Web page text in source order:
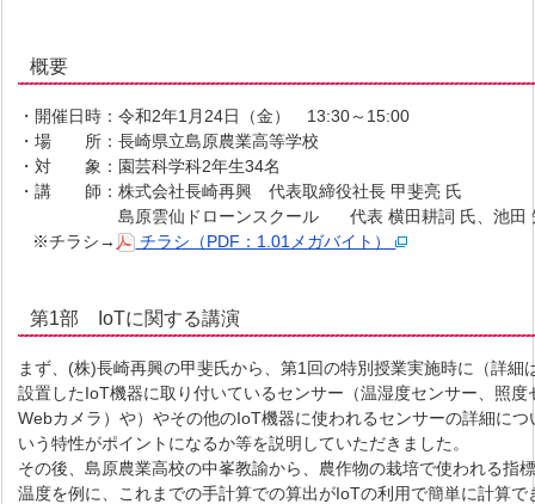
概要
・開催日時：令和2年1月24日（金） 13:30～15:00
・場 所：長崎県立島原農業高等学校
・対 象：園芸科学科2年生34名
・講 師：株式会社長崎再興 代表取締役社長 甲斐亮 氏
島原雲仙ドローンスクール 代表 横田耕詞 氏、池田
※チラシ→
チラシ（PDF：1.01メガバイト）
第1部 IoTに関する講演
まず、(株)長崎再興の甲斐氏から、第1回の特別授業実施時に（詳細
設置したIoT機器に取り付いているセンサー（温湿度センサー、照度
Webカメラ）や）やその他のIoT機器に使われるセンサーの詳細につ
いう特性がポイントになるか等を説明していただきました。
その後、島原農業高校の中峯教諭から、農作物の栽培で使われる指
温度を例に、これまでの手計算での算出がIoTの利用で簡単に計算で